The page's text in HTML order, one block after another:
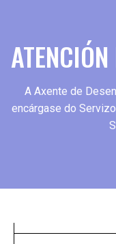
ATENCIÓN
A Axente de
encárgase do